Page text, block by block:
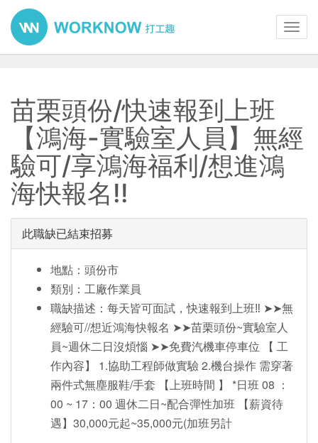
苗栗頭份/快速報到上班
【鴻海-實驗室人員】無經
驗可/享鴻海福利/想進鴻
海快報名!!
此職缺已結束招募
地點：頭份市
類別：工廠作業員
職缺描述：每天皆可面試，快速報到上班‼️ ➤➤無
經驗可//想近鴻海快報名 ➤➤苗栗頭份~實驗室人
員~週休二日沒煩惱 ➤➤免費汽機車停車位 【 工
作內容】 1.協助工程師做實驗 2.機台操作 需穿著
兩件式無塵服鞋/手套 【上班時間 】 *日班 08 ：
00 ~ 17：00 週休二日~配合彈性加班 【薪資待
遇】30,000元起~35,000元(加班另計